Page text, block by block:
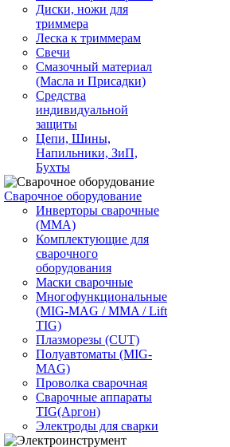
Диски, ножи для
триммера
Леска к триммерам
Свечи
Смазочный материал
(Масла и Присадки)
Средства
индивидуальной
защиты
Цепи, Шины,
Напильники, ЗиП,
Бухты
Сварочное оборудование
Инверторы сварочные
(ММА)
Комплектующие для
сварочного
оборудования
Маски сварочные
Многофункциональные
(MIG-MAG / MMA / Lift
TIG)
Плазморезы (CUT)
Полуавтоматы (МIG-
MAG)
Проволка сварочная
Сварочные аппараты
TIG(Аргон)
Электроды для сварки